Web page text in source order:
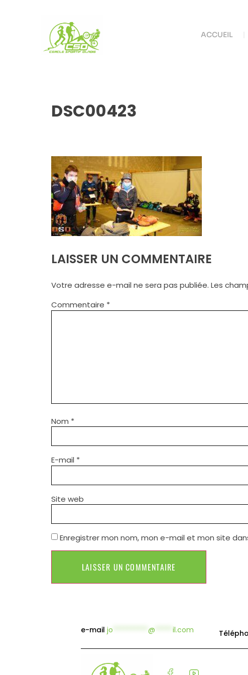
ACCUEIL
DSC00423
LAISSER UN COMMENTAIRE
Votre adresse e-mail ne sera pas publiée. Les
Commentaire *
Nom *
E-mail *
Site web
Enregistrer mon nom, mon e-mail et mon site
e-mailjo **********@ *****il.com